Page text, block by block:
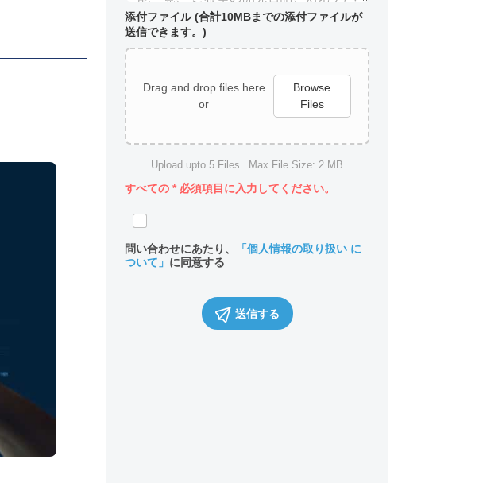
添付ファイル (合計10MBまでの添付ファイルが
送信できます。)
Drag and drop files here
or
Browse
Files
Upload upto 5 Files. Max File Size: 2 MB
すべての *必須項目に入力してください。
問い合わせにあたり、
「個人情報の取り扱い に
ついて」 に同意する
送信する